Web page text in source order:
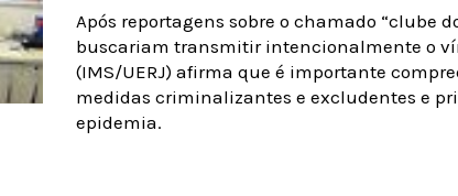
Após reportagens sobre o chamado “clube
buscariam transmitir intencionalmente o
(IMS/UERJ) afirma que é importante
medidas criminalizantes e excludentes e
epidemia.